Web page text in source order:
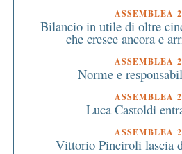
ASSEMBLEA
Bilancio in utile di oltre
che cresce ancora e
ASSEMBLEA
Norme e
ASSEMBLEA
Luca Castoldi
ASSEMBLEA
Vittorio Pinciroli lascia